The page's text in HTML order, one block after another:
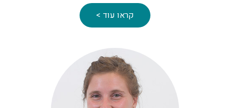
קראו עוד >